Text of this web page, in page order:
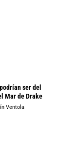
ser del
Mar de Drake
Ventola